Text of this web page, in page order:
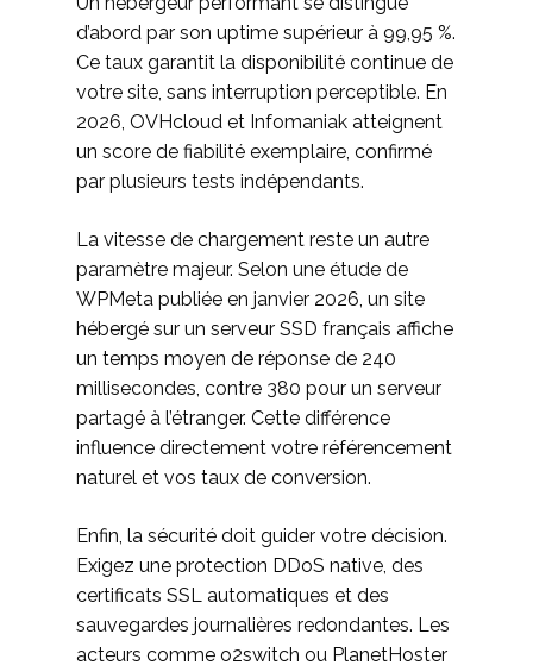
d’abord par son uptime supérieur à 99,95 %.
Ce taux garantit la disponibilité continue de
votre site, sans interruption perceptible. En
2026, OVHcloud et Infomaniak atteignent
un score de fiabilité exemplaire, confirmé
par plusieurs tests indépendants.
La vitesse de chargement reste un autre
paramètre majeur. Selon une étude de
WPMeta publiée en janvier 2026, un site
hébergé sur un serveur SSD français affiche
un temps moyen de réponse de 240
millisecondes, contre 380 pour un serveur
partagé à l’étranger. Cette différence
influence directement votre référencement
naturel et vos taux de conversion.
Enfin, la sécurité doit guider votre décision.
Exigez une protection DDoS native, des
certificats SSL automatiques et des
sauvegardes journalières redondantes. Les
acteurs comme o2switch ou PlanetHoster